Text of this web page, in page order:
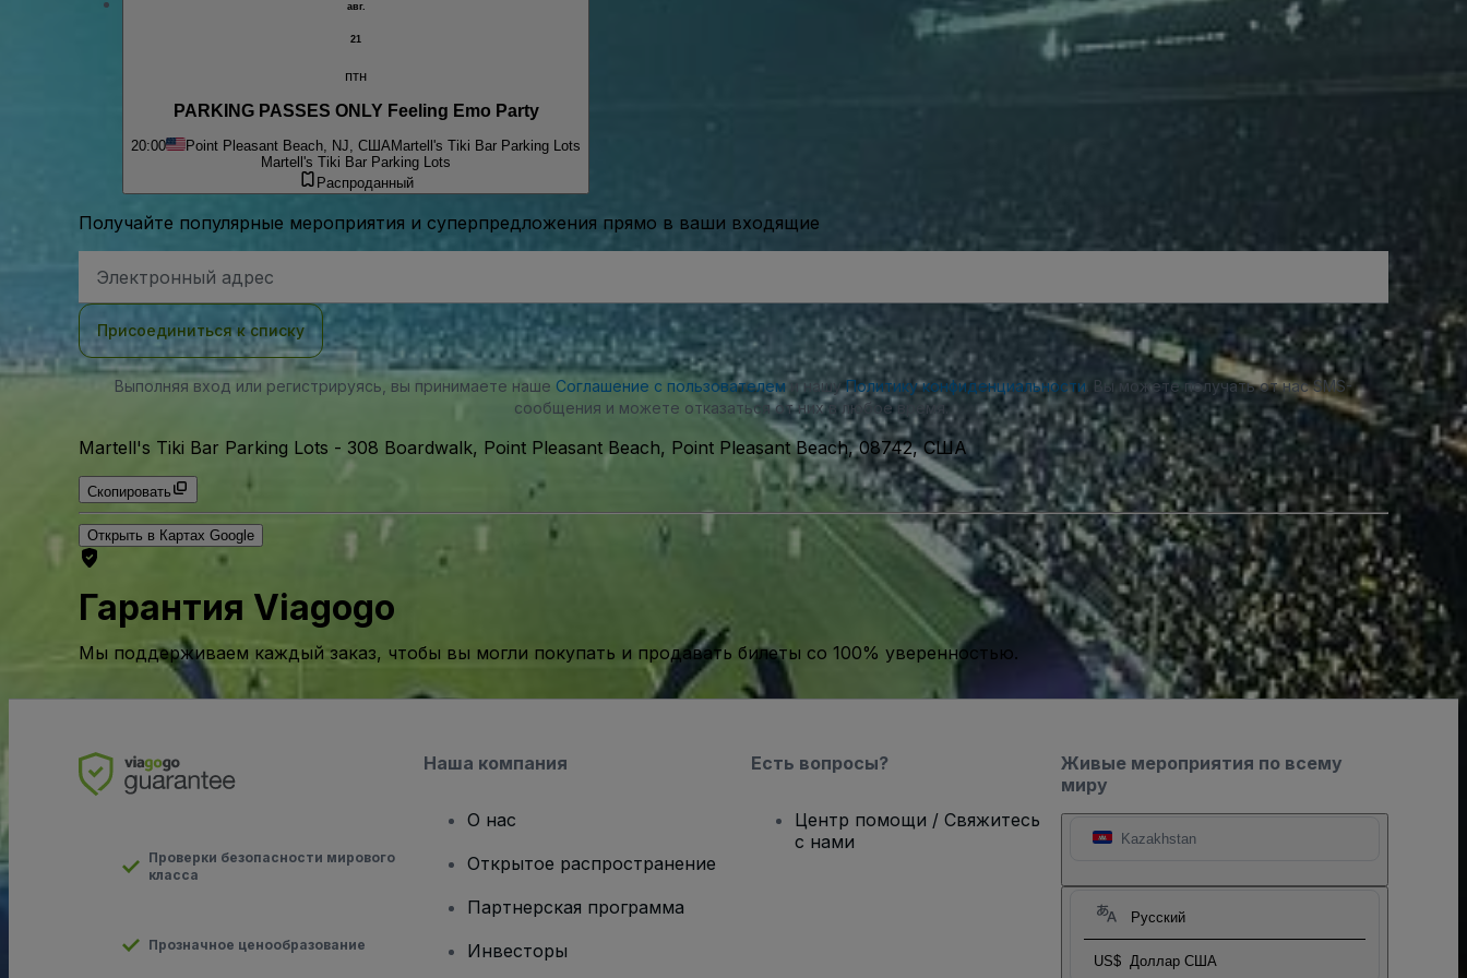
авг.
21
птн
PARKING PASSES ONLY Feeling Emo Party
20:00 Point Pleasant Beach, NJ, СШАMartell's Tiki Bar Parking Lots
Martell's Tiki Bar Parking Lots
Распроданный
Получайте популярные мероприятия и суперпредложения прямо в ваши входящие
электронной
Присоединиться к списку
Выполняя вход или регистрируясь, вы принимаете наше Соглашение с пользователем и нашуПолитику конфиденциальности . Вы можете получать от нас SMS-
сообщения и можете отказаться от них в любое время.
Martell's Tiki Bar Parking Lots - 308 Boardwalk, Point Pleasant Beach, Point Pleasant Beach, 08742, США
Скопировать
Открыть в Картах Google
Гарантия Viagogo
Мы поддерживаем каждый заказ, чтобы вы могли покупать и продавать билеты со 100% уверенностью.
Живые мероприятия по всему
миру
Kazakhstan
Русский
US$ Доллар США
Проверки безопасности мирового
класса
Прозначное ценообразование
Наша компания
О нас
Открытое распространение
Партнерская программа
Инвесторы
Есть вопросы?
Центр помощи / Свяжитесь
с нами